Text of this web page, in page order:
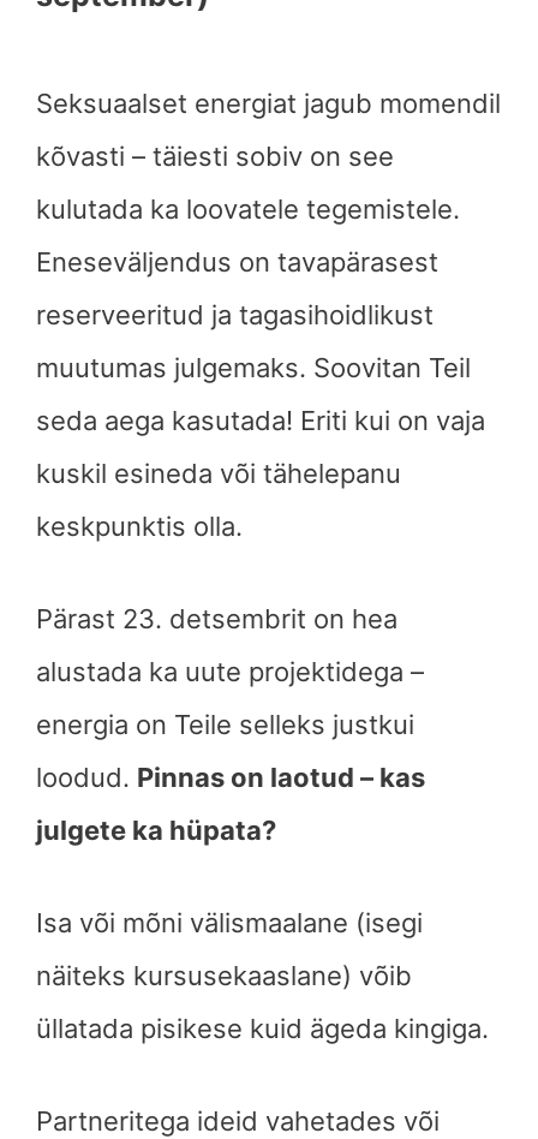
Seksuaalset energiat jagub momendil
kõvasti – täiesti sobiv on see
kulutada ka loovatele tegemistele.
Eneseväljendus on tavapärasest
reserveeritud ja tagasihoidlikust
muutumas julgemaks. Soovitan Teil
seda aega kasutada! Eriti kui on vaja
kuskil esineda või tähelepanu
keskpunktis olla.
Pärast 23. detsembrit on hea
alustada ka uute projektidega –
energia on Teile selleks justkui
loodud. Pinnas on laotud – kas
julgete ka hüpata?
Isa või mõni välismaalane (isegi
näiteks kursusekaaslane) võib
üllatada pisikese kuid ägeda kingiga.
Partneritega ideid vahetades või